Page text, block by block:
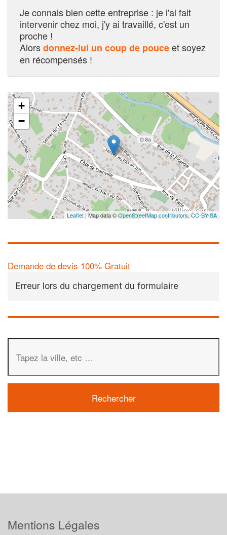
Je connais bien cette entreprise : je l'ai fait
intervenir chez moi, j'y ai travaillé, c'est un
proche !
Alorsdonnez-lui un coup de pouceet soyez
en récompensés !
+
−
Leaflet | Map data ©OpenStreetMap contributors,CC-BY-SA
Demande de devis 100% Gratuit
Erreur lors du chargement du formulaire
Mentions Légales